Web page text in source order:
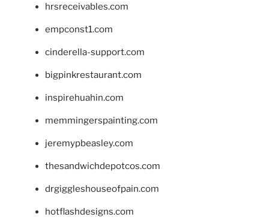
hrsreceivables.com
empconst1.com
cinderella-support.com
bigpinkrestaurant.com
inspirehuahin.com
memmingerspainting.com
jeremypbeasley.com
thesandwichdepotcos.com
drgiggleshouseofpain.com
hotflashdesigns.com